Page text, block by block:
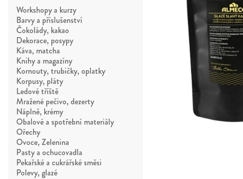
Workshopy a kurzy
Barvy a příslušenství
Čokolády, kakao
Dekorace, posypy
Káva, matcha
Knihy a magazíny
Kornouty, trubičky, oplatky
Korpusy, pláty
Ledové tříště
Mražené pečivo, dezerty
Náplně, krémy
Obalové a spotřební materiály
Ořechy
Ovoce, Zelenina
Pasty a ochucovadla
Pekařské a cukrářské směsi
Polevy, glazé